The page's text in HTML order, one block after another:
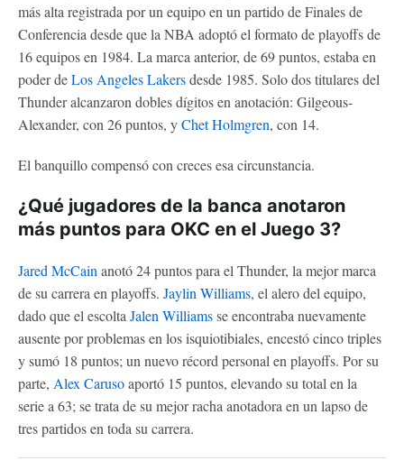
más alta registrada por un equipo en un partido de Finales de
Conferencia desde que la NBA adoptó el formato de playoffs de
16 equipos en 1984. La marca anterior, de 69 puntos, estaba en
poder deLos Angeles Lakersdesde 1985. Solo dos titulares del
Thunder alcanzaron dobles dígitos en anotación: Gilgeous-
Alexander, con 26 puntos, yChet Holmgren, con 14.
El banquillo compensó con creces esa circunstancia.
¿Qué jugadores de la banca anotaron
más puntos para OKC en el Juego 3?
Jared McCain anotó 24 puntos para el Thunder, la mejor marca
de su carrera en playoffs. Jaylin Williams, el alero del equipo,
dado que el escolta Jalen Williamsse encontraba nuevamente
ausente por problemas en los isquiotibiales, encestó cinco triples
y sumó 18 puntos; un nuevo récord personal en playoffs. Por su
parte, Alex Carusoaportó 15 puntos, elevando su total en la
serie a 63; se trata de su mejor racha anotadora en un lapso de
tres partidos en toda su carrera.